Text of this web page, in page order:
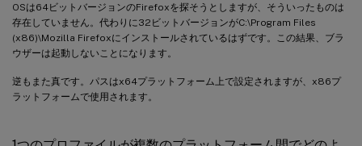
OSは64ビットバージョンのFirefoxを探そうとしますが、そういったものは
存在していません。代わりに32ビットバージョンがC:\Program Files
(x86)\Mozilla Firefoxにインストールされているはずです。この結果、ブラ
ウザーは起動しないことになります。
逆もまた真です。パスはx64プラットフォーム上で設定されますが、x86プ
ラットフォームで使用されます。